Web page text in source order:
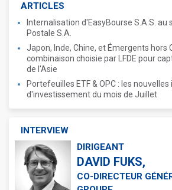
ARTICLES
Internalisation d'EasyBourse S.A.S. au
Postale S.A.
Japon, Inde, Chine, et Émergents hors
combinaison choisie par LFDE pour
de l'Asie
Portefeuilles ETF & OPC : les nouvelles
d'investissement du mois de Juillet
INTERVIEW
DIRIGEANT
DAVID FUKS,
CO-DIRECTEUR